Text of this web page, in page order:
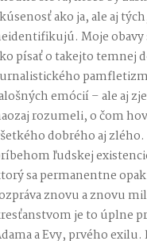
ako ja, ale aj
Moje obavy
písať o takejto temnej
emócií – ale aj
rozumeli, o čom
dobrého aj
ľudskej
sa permanentne
znovu a znovu
je to úplne
a Evy, prvého